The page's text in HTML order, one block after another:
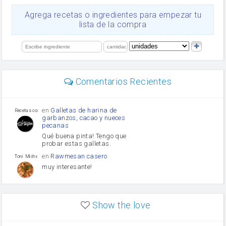
Ajos
salsa de soja
limón
Agrega recetas o ingredientes para empezar tu
lista de la compra
Comentarios Recientes
Recetas con sazon
en Galletas de harina de
garbanzos, cacao y nueces
pecanas
Qué buena pinta! Tengo que
probar estas galletas.
Toni Michel Caubet
en Rawmesan casero
muy interesante!
enLasaña casera fácil y
Show the love